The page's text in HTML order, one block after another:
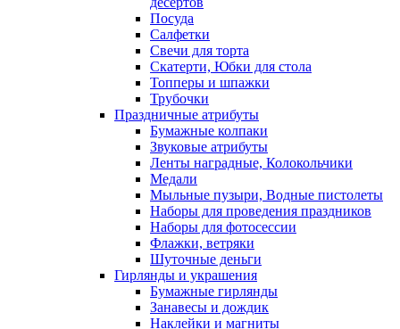
Посуда
Салфетки
Свечи для торта
Скатерти, Юбки для стола
Топперы и шпажки
Трубочки
Праздничные атрибуты
Бумажные колпаки
Звуковые атрибуты
Ленты наградные, Колокольчики
Медали
Мыльные пузыри, Водные пистолеты
Наборы для проведения праздников
Наборы для фотосессии
Флажки, ветряки
Шуточные деньги
Гирлянды и украшения
Бумажные гирлянды
Занавесы и дождик
Наклейки и магниты